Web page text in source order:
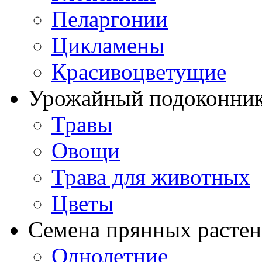
Пеларгонии
Цикламены
Красивоцветущие
Урожайный
Травы
Овощи
Трава для животных
Цветы
Семена прянных
Однолетние